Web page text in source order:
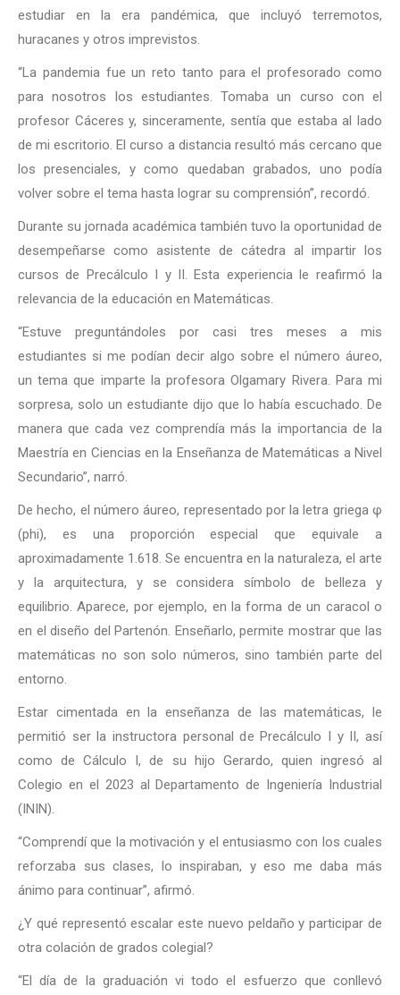
estudiar en la era pandémica, que incluyó terremotos,
huracanes y otros imprevistos.
“La pandemia fue un reto tanto para el profesorado como
para nosotros los estudiantes. Tomaba un curso con el
profesor Cáceres y, sinceramente, sentía que estaba al lado
de mi escritorio. El curso a distancia resultó más cercano que
los presenciales, y como quedaban grabados, uno podía
volver sobre el tema hasta lograr su comprensión”, recordó.
Durante su jornada académica también tuvo la oportunidad de
desempeñarse como asistente de cátedra al impartir los
cursos de Precálculo I y II. Esta experiencia le reafirmó la
relevancia de la educación en Matemáticas.
“Estuve preguntándoles por casi tres meses a mis
estudiantes si me podían decir algo sobre el número áureo,
un tema que imparte la profesora Olgamary Rivera. Para mi
sorpresa, solo un estudiante dijo que lo había escuchado. De
manera que cada vez comprendía más la importancia de la
Maestría en Ciencias en la Enseñanza de Matemáticas a Nivel
Secundario”, narró.
De hecho, el número áureo, representado por la letra griega φ
(phi), es una proporción especial que equivale a
aproximadamente 1.618. Se encuentra en la naturaleza, el arte
y la arquitectura, y se considera símbolo de belleza y
equilibrio. Aparece, por ejemplo, en la forma de un caracol o
en el diseño del Partenón. Enseñarlo, permite mostrar que las
matemáticas no son solo números, sino también parte del
entorno.
Estar cimentada en la enseñanza de las matemáticas, le
permitió ser la instructora personal de Precálculo I y II, así
como de Cálculo I, de su hijo Gerardo, quien ingresó al
Colegio en el 2023 al Departamento de Ingeniería Industrial
(ININ).
“Comprendí que la motivación y el entusiasmo con los cuales
reforzaba sus clases, lo inspiraban, y eso me daba más
ánimo para continuar”, afirmó.
¿Y qué representó escalar este nuevo peldaño y participar de
otra colación de grados colegial?
“El día de la graduación vi todo el esfuerzo que conllevó